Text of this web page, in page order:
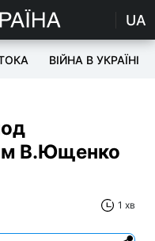
UA
ВІЙНА В УКРАЇНІ
В.Ющенко
1 хв